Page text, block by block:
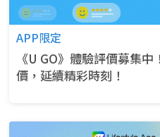
APP限定
《U GO》體驗評價募集
價，延續精彩時刻！